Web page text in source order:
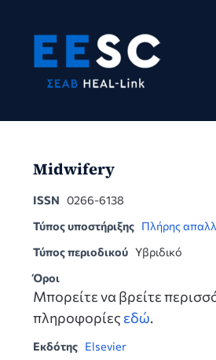
content
Midwifery
ISSN 0266-6138
Τύπος υποστήριξης Πλήρης
Τύπος περιοδικού Υβριδικό
Όροι
Μπορείτε να βρείτε
πληροφορίες εδώ.
Εκδότης Elsevier